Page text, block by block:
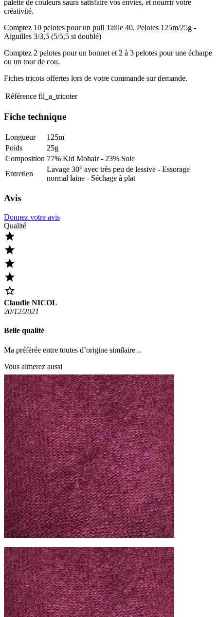
palette de couleurs saura satisfaire vos envies, et nourrir votre
créativité.
Comptez 10 pelotes pour un pull Taille 40. Pelotes 125m/25g -
Aiguilles 3/3,5 (5/5,5 si doublé)
Comptez 2 pelotes pour un bonnet et 2 à 3 pelotes pour une écharpe
ou un tour de cou.
Fiches tricots offertes lors de votre commande sur demande.
Référence fil_a_tricoter
Fiche technique
Longueur
125m
Poids
25g
Composition 77% Kid Mohair - 23% Soie
Entretien
Lavage 30° avec très peu de lessive - Essorage
normal laine - Séchage à plat
Avis
Donnez votre avis
Qualité





Claudie NICOL
20/12/2021
Belle qualité
Ma préférée entre toutes d’origine similaire ..
Vous aimerez aussi